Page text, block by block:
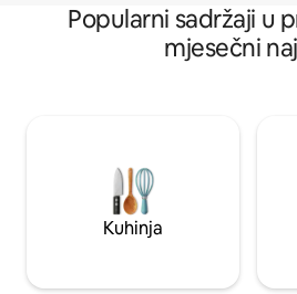
Popularni sadržaji u
mjesečni
Kuhinja